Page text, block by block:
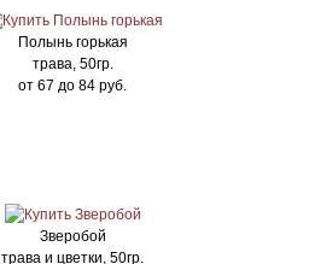
Полынь горькая
трава, 50гр.
от 67 до 84 руб.
Зверобой
трава и цветки, 50гр.